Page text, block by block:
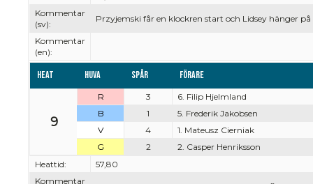
Kommentar
(sv):
Przyjemski får en klockren start och Lidsey hänger
Kommentar
(en):
Heat Huva Spår Förare
9
R 3
6. Filip Hjelmland
B
1
5. Frederik Jakobsen
V
4
1. Mateusz Cierniak
G
2
2. Casper Henriksson
Heattid:
57,80
Kommentar